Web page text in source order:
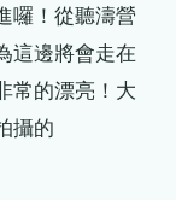
囉！從聽濤營
這邊將會走在
常的漂亮！大
攝的